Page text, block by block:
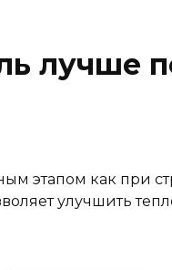
лучше
этапом как при
улучшить